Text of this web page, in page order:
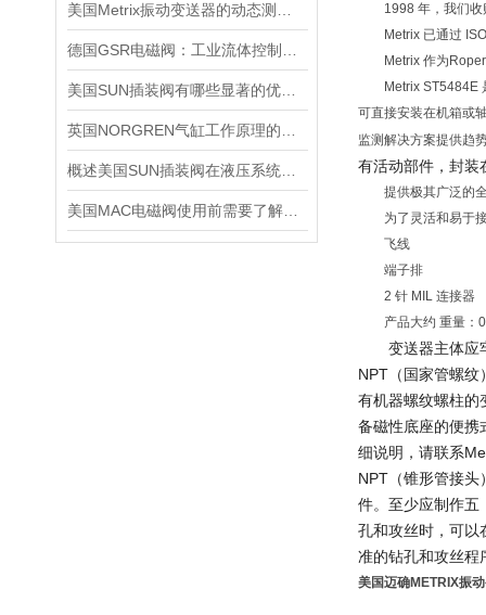
1998 年，我们收购
Metrix 已通过 ISO-
Metrix 作为Roper
Metrix ST5484E 是
可直接安装在机箱或
监测解决方案提供趋
有活动部件，封装
提供极其广泛的全
为了灵活和易于接
飞线
端子排
2 针 MIL 连接器
产品大约 重量：
变送器主体应牢
NPT（国家管螺纹
有机器螺纹螺柱的
备磁性底座的便携
细说明，请联系
NPT（锥形管接头
件。至少应制作五
孔和攻丝时，可以
准的钻孔和攻丝程
美国迈确METRIX振